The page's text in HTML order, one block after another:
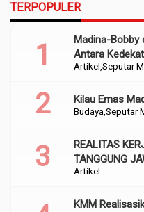
TERPOPULER
Artikel Seputar
Madina-Bobby
Antara
Perencanaan
BudayaSeputar
Kilau Emas
Artikel
REALITAS
TANGGUNG
KMM